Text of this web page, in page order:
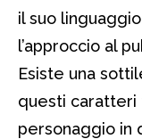
il suo
l’approccio al
Esiste una
questi caratteri
personaggio in